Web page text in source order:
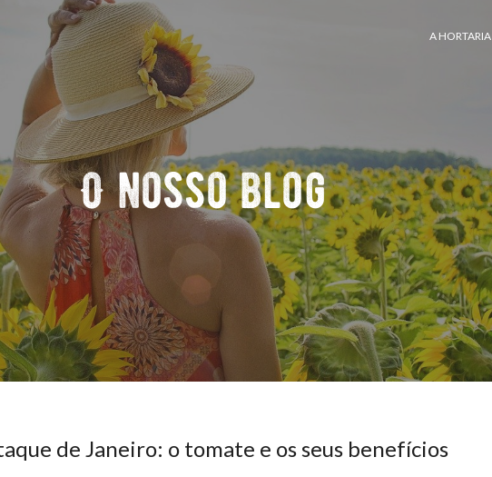
A HORTARIA
O nosso blog
de Janeiro: o tomate e os seus benefícios